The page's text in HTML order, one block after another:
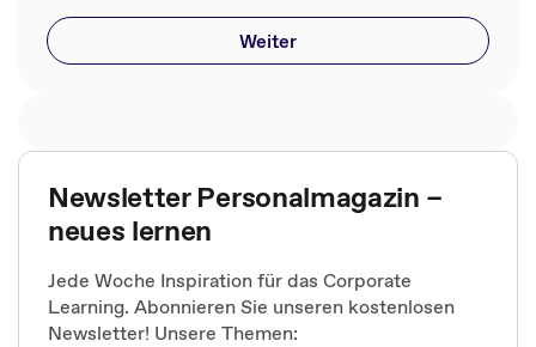
Weiter
Newsletter Personalmagazin –
neues lernen
Jede Woche Inspiration für das Corporate
Learning. Abonnieren Sie unseren kostenlosen
Newsletter! Unsere Themen: